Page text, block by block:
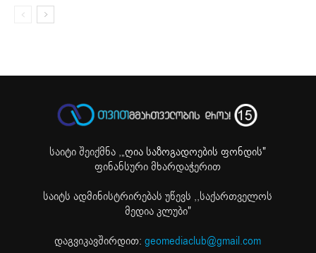
საიტი შეიქმნა ,„ღია საზოგადოების ფონდის"
ფინანსური მხარდაჭერით
საიტს ადმინისტრირებას უწევს ,,საქართველოს
მედია კლუბი"
დაგვიკავშირდით:geomediaclub@gmail.com